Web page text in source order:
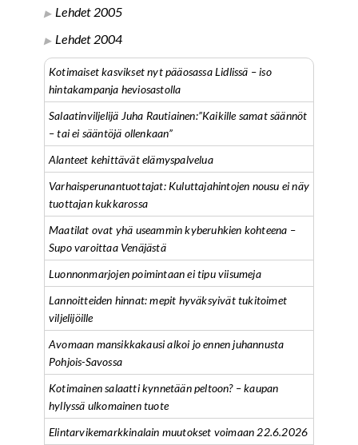
Lehdet 2005
Lehdet 2004
Kotimaiset kasvikset nyt pääosassa Lidlissä – iso
hintakampanja heviosastolla
Salaatinviljelijä Juha Rautiainen:”Kaikille samat säännöt
– tai ei sääntöjä ollenkaan”
Alanteet kehittävät elämyspalvelua
Varhaisperunantuottajat: Kuluttajahintojen nousu ei näy
tuottajan kukkarossa
Maatilat ovat yhä useammin kyberuhkien kohteena –
Supo varoittaa Venäjästä
Luonnonmarjojen poimintaan ei tipu viisumeja
Lannoitteiden hinnat: mepit hyväksyivät tukitoimet
viljelijöille
Avomaan mansikkakausi alkoi jo ennen juhannusta
Pohjois-Savossa
Kotimainen salaatti kynnetään peltoon? – kaupan
hyllyssä ulkomainen tuote
Elintarvikemarkkinalain muutokset voimaan 22.6.2026